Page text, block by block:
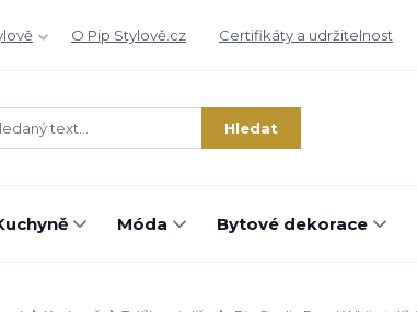
O Pip Stylově.cz Certifikáty a udržitelnost
Hledat
Móda Bytové dekorace